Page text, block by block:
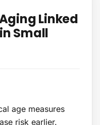
Linked
Small
age measures
risk earlier.